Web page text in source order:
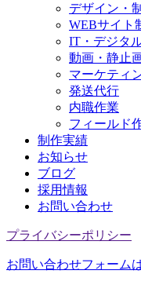
デザイン・
WEBサイト
IT・デジタ
動画・静止
マーケティ
発送代行
内職作業
フィールド
制作実績
お知らせ
ブログ
採用情報
お問い合わせ
プライバシーポリシー
お問い合わせフォーム